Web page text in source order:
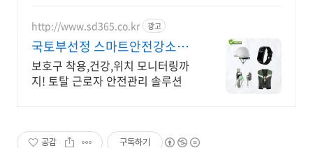
http://www.sd365.co.kr 광고
국토부선정 스마트안전강소기
업 합리적인 가격, 무료 컨설팅
보호구 착용,건강,위치 모니터링까
지! 토탈 근로자 안전관리 솔루션
공감 구독하기